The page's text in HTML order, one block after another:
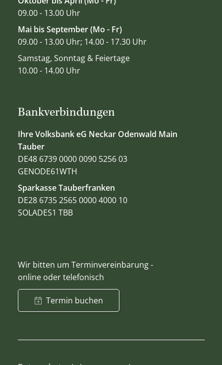
Bankverbindungen
Ihre Volksbank eG Neckar Odenwald Main
Tauber
DE48 6739 0000 0090 5256 03
GENODE61WTH
Sparkasse Tauberfranken
DE28 6735 2565 0000 4000 10
SOLADES1 TBB
Wir bitten um Terminvereinbarung -
online oder telefonisch
Termin buchen
09.00 - 13.00 Uhr
Mai bis September (Mo - Fr)
09.00 - 13.00 Uhr; 14.00 - 17.30 Uhr
Samstag, Sonntag & Feiertage
10.00 - 14.00 Uhr